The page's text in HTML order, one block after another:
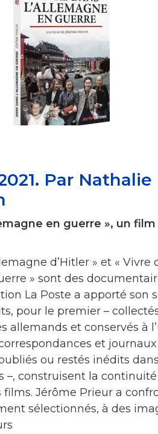
Par Nathalie
en guerre », un
d’Hitler » et « Vivre
» sont des
La Poste a apporté son
pour le premier –
allemands et conservés à
et
ou restés inédits
–, construisent la
films. Jérôme Prieur a
sélectionnés, à des